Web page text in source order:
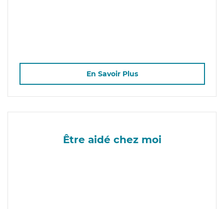
En Savoir Plus
Être aidé chez moi